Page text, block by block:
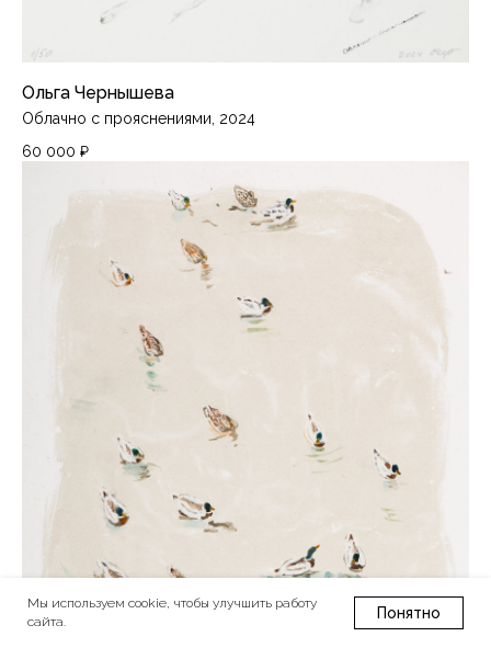
Ольга Чернышева
Облачно с прояснениями, 2024
60 000 ₽
Мы используем cookie, чтобы улучшить работу
сайта.
Понятно